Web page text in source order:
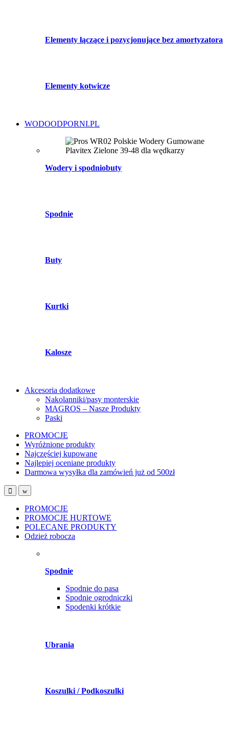
Elementy łączące i pozycjonujące bez amortyzatora
Elementy kotwicze
WODOODPORNI.PL
Wodery i spodniobuty
Spodnie
Buty
Kurtki
Kalosze
Akcesoria dodatkowe
Nakolanniki/pasy monterskie
MAGROS – Nasze Produkty
Paski
PROMOCJE
Wyróżnione produkty
Najczęściej kupowane
Najlepiej oceniane produkty
Darmowa wysyłka dla zamówień już od 500zł
PROMOCJE
PROMOCJE HURTOWE
POLECANE PRODUKTY
Odzież robocza
Spodnie
Spodnie do pasa
Spodnie ogrodniczki
Spodenki krótkie
Ubrania
Koszulki / Podkoszulki